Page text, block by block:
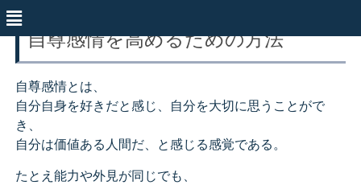
自尊感情を高めるための方法
自尊感情とは、
自分自身を好きだと感じ、自分を大切に思うことがで
き、
自分は価値ある人間だ、と感じる感覚である。
たとえ能力や外見が同じでも、